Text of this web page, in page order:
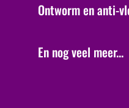
Ontworm en anti-
En nog veel meer...